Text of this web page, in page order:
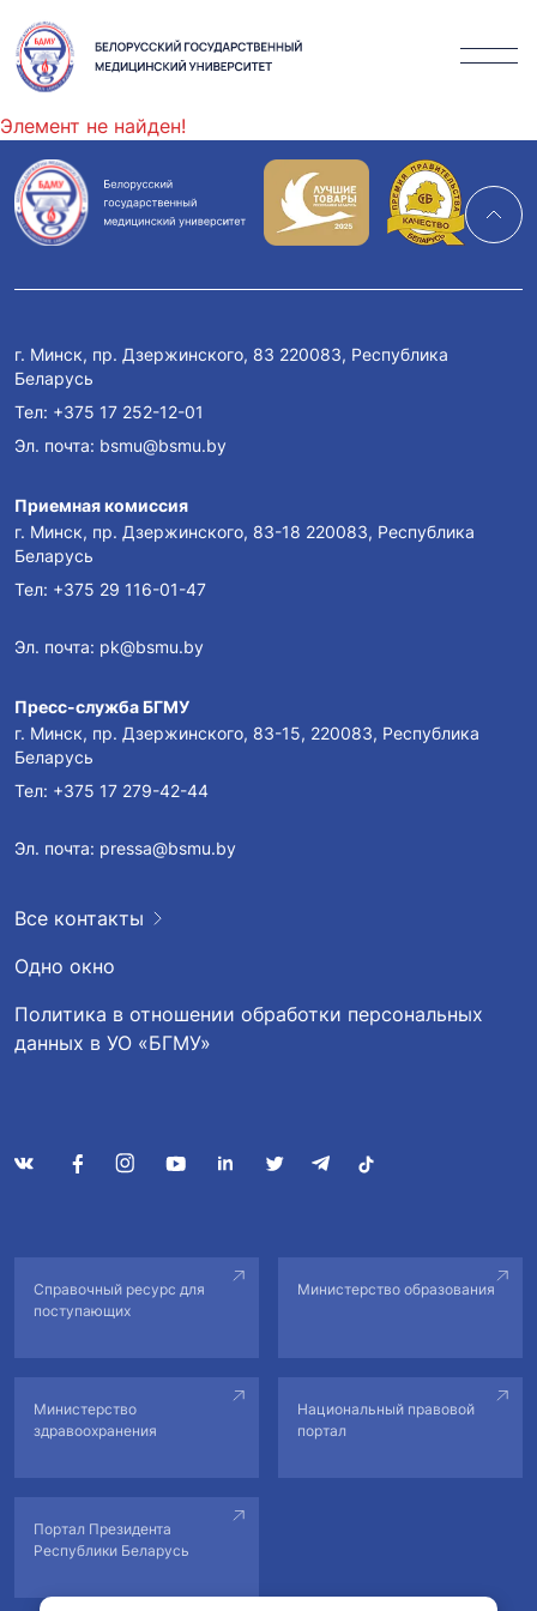
Элемент не найден!
г. Минск, пр. Дзержинского, 83 220083, Республика
Беларусь
Тел: +375 17 252-12-01
Эл. почта: bsmu@bsmu.by
Приемная комиссия
г. Минск, пр. Дзержинского, 83-18 220083, Республика
Беларусь
Тел: +375 29 116-01-47
Эл. почта: pk@bsmu.by
Пресс-служба БГМУ
г. Минск, пр. Дзержинского, 83-15, 220083, Республика
Беларусь
Тел: +375 17 279-42-44
Эл. почта: pressa@bsmu.by
Все контакты
Одно окно
Политика в отношении обработки персональных
данных в УО «БГМУ»
Справочный ресурс для
поступающих
Министерство образования
Министерство
здравоохранения
Национальный правовой
портал
Портал Президента
Республики Беларусь